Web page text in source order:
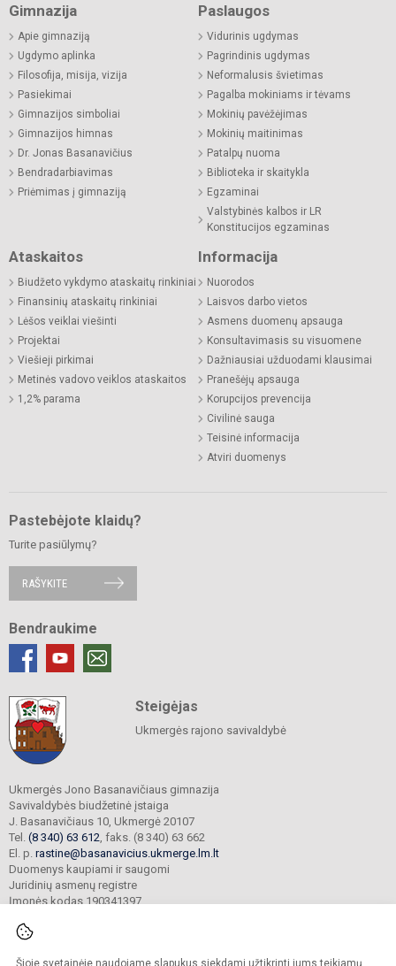
Šioje svetainėje naudojame slapukus siekdami užtikrinti jums teikiamų
Gimnazija
Apie gimnaziją
Ugdymo aplinka
Filosofija, misija, vizija
Pasiekimai
Gimnazijos simboliai
Gimnazijos himnas
Dr. Jonas Basanavičius
Bendradarbiavimas
Priėmimas į gimnaziją
Paslaugos
Vidurinis ugdymas
Pagrindinis ugdymas
Neformalusis švietimas
Pagalba mokiniams ir tėvams
Mokinių pavėžėjimas
Mokinių maitinimas
Patalpų nuoma
Biblioteka ir skaitykla
Egzaminai
Valstybinės kalbos ir LR
Konstitucijos egzaminas
Ataskaitos
Biudžeto vykdymo ataskaitų rinkiniai
Finansinių ataskaitų rinkiniai
Lėšos veiklai viešinti
Projektai
Viešieji pirkimai
Metinės vadovo veiklos ataskaitos
1,2% parama
Informacija
Nuorodos
Laisvos darbo vietos
Asmens duomenų apsauga
Konsultavimasis su visuomene
Dažniausiai užduodami klausimai
Pranešėjų apsauga
Korupcijos prevencija
Civilinė sauga
Teisinė informacija
Atviri duomenys
Pastebėjote klaidų?
Turite pasiūlymų?
RAŠYKITE
Bendraukime
Steigėjas
Ukmergės rajono savivaldybė
Ukmergės Jono Basanavičiaus gimnazija
Savivaldybės biudžetinė įstaiga
J. Basanavičiaus 10, Ukmergė 20107
Tel. (8 340) 63 612 , faks. (8 340) 63 662
El. p. rastine@basanavicius.ukmerge.lm.lt
Duomenys kaupiami ir saugomi
Juridinių asmenų registre
Įmonės kodas 190341397
© 2023. Ukmergės Jono Basanavičiaus gimnazija. Visos teisės saugomos.